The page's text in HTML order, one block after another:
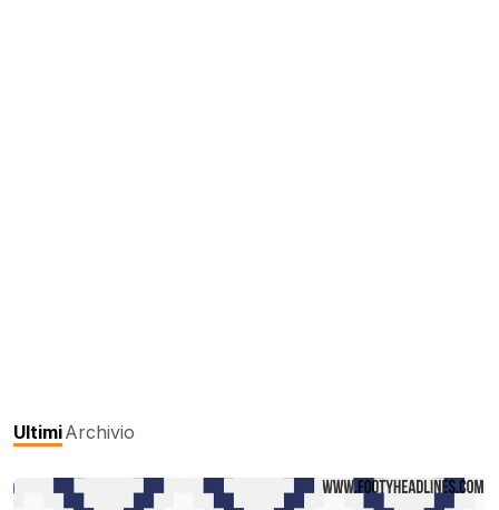
UltimiArchivio